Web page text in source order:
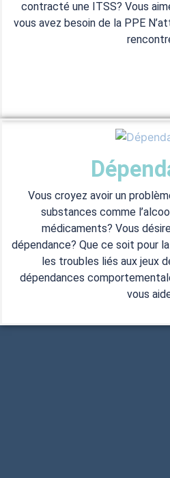
contracté une ITSS? Vous
vous avez besoin de la PPE
Vous croyez avoir un
substances comme
médicaments? Vous
dépendance? Que ce soit pour
les troubles liés aux jeux
dépendances
vous